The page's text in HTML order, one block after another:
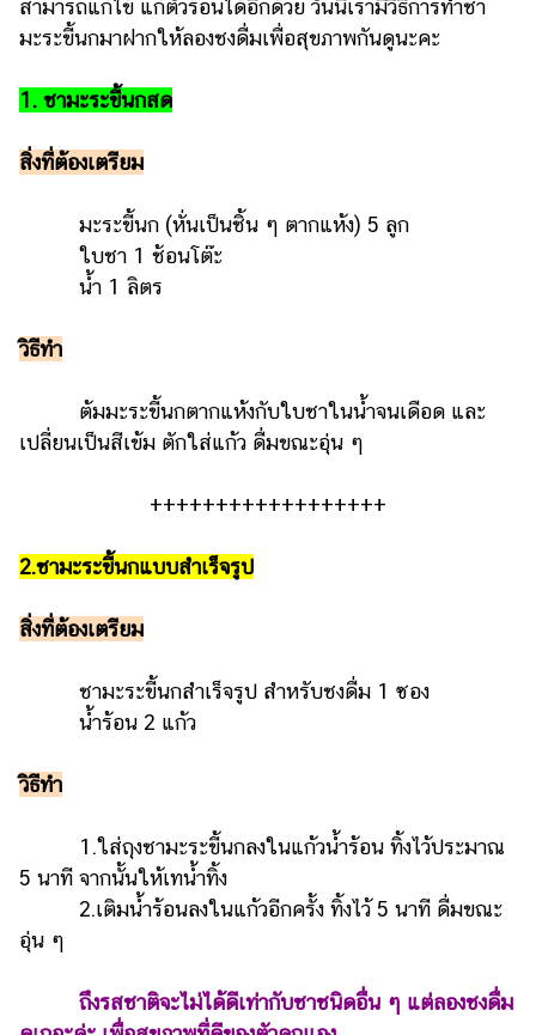
บ้าน
การ
มือ
ราคา
น้ำมัน
ไร
ตี้
แม่
เด็ก
Infographic
บริการ
แอปฯ
กระปุก
คอร์ส
ออนไลน์
เรียน
สามารถแก้ไข้ แก้ตัวร้อนได้อีกด้วย วันนี้เรามีวิธีการทำชา
มะระขี้นกมาฝากให้ลองชงดื่มเพื่อสุขภาพกันดูนะคะ
1. ชามะระขี้นกสด
สิ่งที่ต้องเตรียม
มะระขี้นก (หั่นเป็นชิ้น ๆ ตากแห้ง) 5 ลูก
ใบชา 1 ช้อนโต๊ะ
น้ำ 1 ลิตร
วิธีทำ
ต้มมะระขี้นกตากแห้งกับใบชาในน้ำจนเดือด และ
เปลี่ยนเป็นสีเข้ม ตักใส่แก้ว ดื่มขณะอุ่น ๆ
++++++++++++++++++
2.ชามะระขี้นกแบบสำเร็จรูป
สิ่งที่ต้องเตรียม
ชามะระขี้นกสำเร็จรูป สำหรับชงดื่ม 1 ซอง
น้ำร้อน 2 แก้ว
วิธีทำ
1.ใส่ถุงชามะระขี้นกลงในแก้วน้ำร้อน ทิ้งไว้ประมาณ
5 นาที จากนั้นให้เทน้ำทิ้ง
2.เติมน้ำร้อนลงในแก้วอีกครั้ง ทิ้งไว้ 5 นาที ดื่มขณะ
อุ่น ๆ
ถึงรสชาติจะไม่ได้ดีเท่ากับชาชนิดอื่น ๆ แต่ลองชงดื่ม